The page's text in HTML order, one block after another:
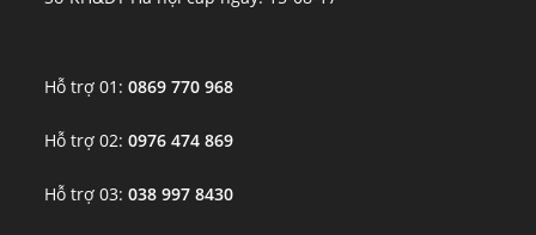
Hỗ trợ 01:0869 770 968
Hỗ trợ 02:0976 474 869
Hỗ trợ 03:038 997 8430